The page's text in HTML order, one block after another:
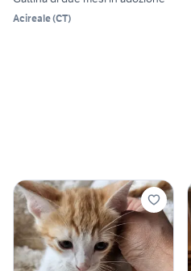
Acireale(CT)